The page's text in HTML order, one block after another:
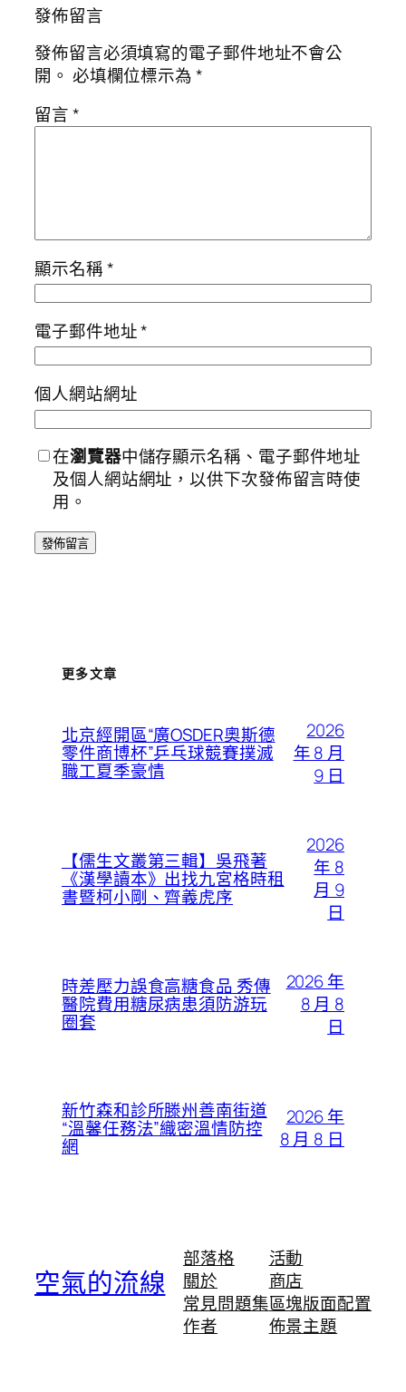
發佈留言
發佈留言必須填寫的電子郵件地址不會公
開。 必填欄位標示為*
留言*
顯示名稱*
電子郵件地址*
個人網站網址
在瀏覽器中儲存顯示名稱、電子郵件地址
及個人網站網址，以供下次發佈留言時使
用。
更多文章
北京經開區“廣OSDER奧斯德
零件商博杯”乒乓球競賽撲滅
職工夏季豪情
2026
年 8 月
9 日
【儒生文叢第三輯】吳飛著
《漢學讀本》出找九宮格時租
書暨柯小剛、齊義虎序
2026
年 8
月 9
日
時差壓力誤食高糖食品 秀傳
醫院費用糖尿病患須防游玩
圈套
2026 年
8 月 8
日
新竹森和診所滕州善南街道
“溫馨任務法”織密溫情防控
網
2026 年
8 月 8 日
空氣的流線
部落格
關於
常見問題集
作者
活動
商店
區塊版面配置
佈景主題